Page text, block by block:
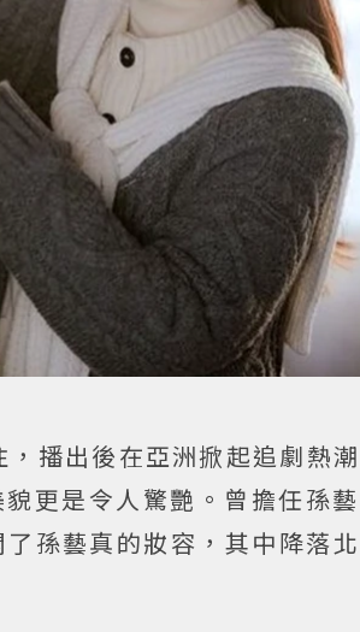
播出後在亞洲掀起追劇熱
更是令人驚艷。曾擔任孫
孫藝真的妝容，其中降落